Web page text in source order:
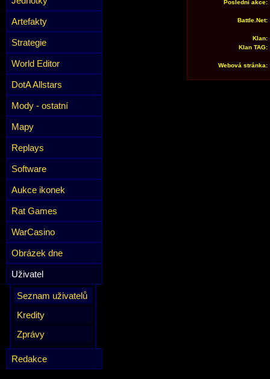
Artefakty
Strategie
World Editor
DotA Allstars
Mody - ostatní
Mapy
Replays
Software
Aukce ikonek
Rat Games
WarCasino
Obrázek dne
Uživatel
Seznam uživatelů
Kredity
Zprávy
Redakce
Poslední akce:
Battle.Net:
Klan:
Klan TAG:
Webová stránka: